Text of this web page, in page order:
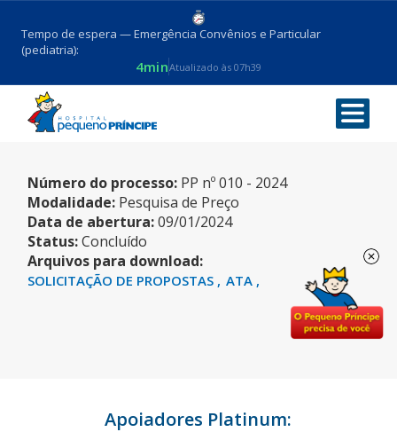
Tempo de espera — Emergência Convênios e Particular
(pediatria):
4minAtualizado às 07h39
AUTOCLAVE
Número do processo: PP nº 010 - 2024
Modalidade: Pesquisa de Preço
Data de abertura:09/01/2024
Status:Concluído
Arquivos para download:
SOLICITAÇÃO DE PROPOSTAS ATA
Apoiadores Platinum: